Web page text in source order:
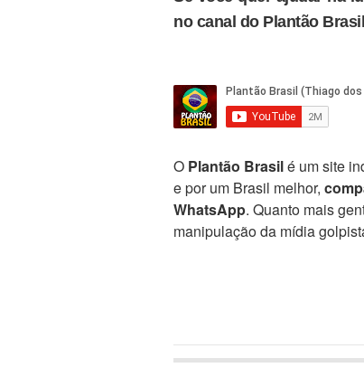
no canal do Plantão
O Plantão Brasilé um site
e por um Brasil melhor,
WhatsApp. Quanto mais
manipulação da mídia